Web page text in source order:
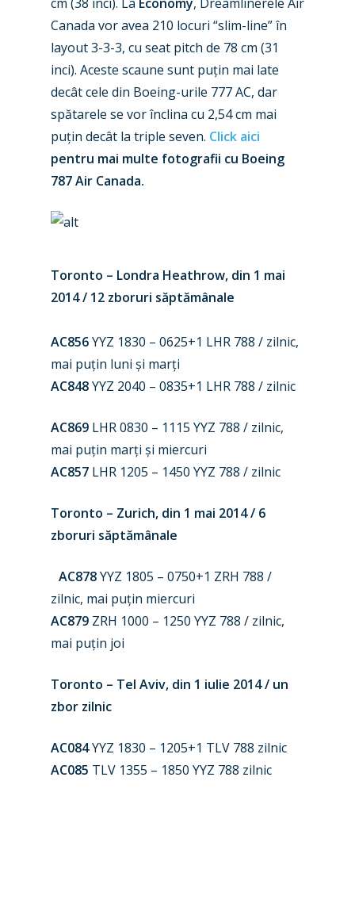
Canada vor avea 210 locuri “slim-line” în
layout 3-3-3, cu seat pitch de 78 cm (31
inci). Aceste scaune sunt puțin mai late
decât cele din Boeing-urile 777 AC, dar
spătarele se vor înclina cu 2,54 cm mai
puțin decât la triple seven. Click aici
pentru mai multe fotografii cu Boeing
787 Air Canada.
Toronto – Londra Heathrow, din 1 mai
2014 / 12 zboruri săptămânale
AC856YYZ 1830 – 0625+1 LHR 788 / zilnic,
mai puțin luni și marți
AC848YYZ 2040 – 0835+1 LHR 788 / zilnic
AC869 LHR 0830 – 1115 YYZ 788 / zilnic,
mai puțin marți și miercuri
AC857 LHR 1205 – 1450 YYZ 788 / zilnic
Toronto – Zurich, din 1 mai 2014 / 6
zboruri săptămânale
AC878YYZ 1805 – 0750+1 ZRH 788 /
zilnic, mai puțin miercuri
AC879 ZRH 1000 – 1250 YYZ 788 / zilnic,
mai puțin joi
Toronto – Tel Aviv, din 1 iulie 2014 / un
zbor zilnic
AC084YYZ 1830 – 1205+1 TLV 788 zilnic
AC085 TLV 1355 – 1850 YYZ 788 zilnic
Accidents / Incidents
Airshows
Dubai 2025
Paris 2025
Farnborough 2024
Paris 2023
Business Jets
Military
Trip Reports
Marketplace